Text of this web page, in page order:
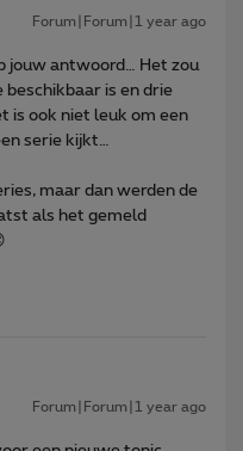
Forum|Forum|1 year ago
jouw antwoord… Het zou
beschikbaar is en drie
is ook niet leuk om een
serie kijkt…
maar dan werden de
als het gemeld
Forum|Forum|1 year ago